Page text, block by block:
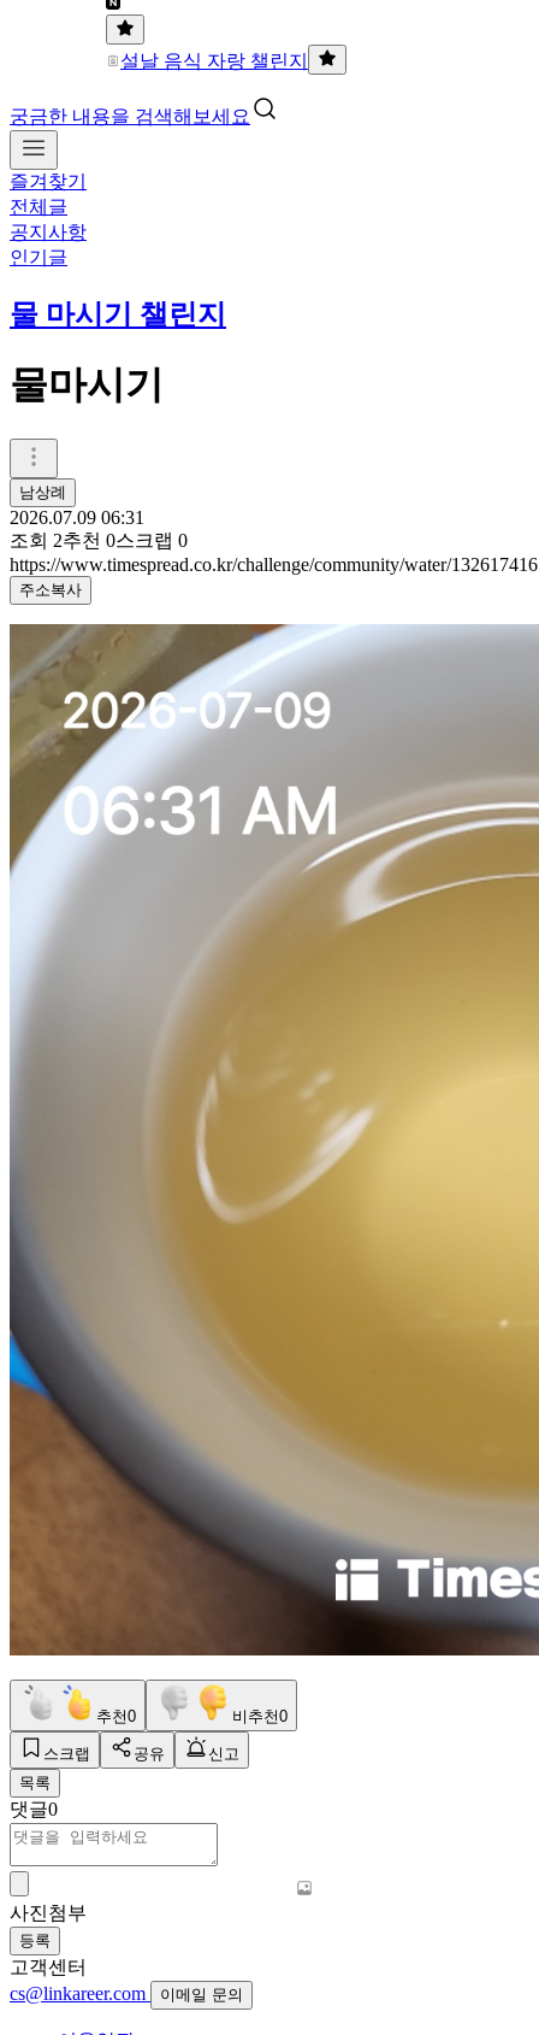
설날 음식 자랑 챌린지
궁금한 내용을 검색해보세요
즐겨찾기
전체글
공지사항
인기글
물 마시기 챌린지
물마시기
남상례
2026.07.09 06:31
조회 2추천 0스크랩 0
https://www.timespread.co.kr/challenge/community/water/132617416
주소복사
추천0 비추천0
스크랩 공유
신고
목록
댓글0
사진첨부
등록
고객센터
cs@linkareer.com
이메일 문의